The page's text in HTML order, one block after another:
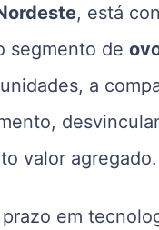
, está
segmento de
a
valor agregado.
em